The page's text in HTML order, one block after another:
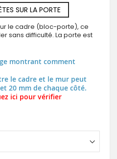
SUR LA PORTE
le cadre (bloc-porte), ce
sans difficulté. La porte est
montrant comment
le cadre et le mur peut
20 mm de chaque côté.
ici pour vérifier